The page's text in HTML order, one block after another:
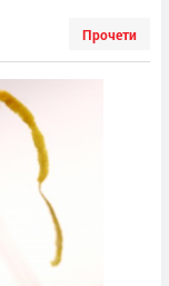
Прочети